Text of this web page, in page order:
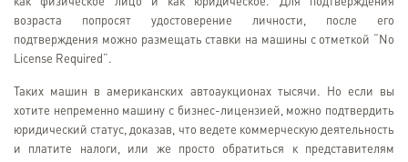
возраста попросят удостоверение личности, после его
подтверждения можно размещать ставки на машины с отметкой “No
License Required”.
Таких машин в американских автоаукционах тысячи. Но если вы
хотите непременно машину с бизнес-лицензией, можно подтвердить
юридический статус, доказав, что ведете коммерческую деятельность
и платите налоги, или же просто обратиться к представителям